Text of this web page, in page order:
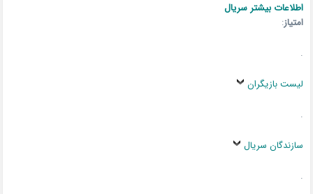
اطلاعات بیشتر سریال
امتیاز:
.
لیست بازیگران
.
سازندگان سریال
.